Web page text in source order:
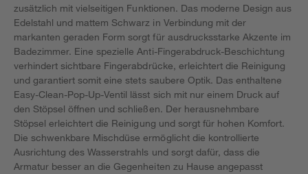
zusätzlich mit vielseitigen Funktionen. Das moderne Design aus
Edelstahl und mattem Schwarz in Verbindung mit der
markanten geraden Form sorgt für ausdrucksstarke Akzente im
Badezimmer. Eine spezielle Anti-Fingerabdruck-Beschichtung
verhindert sichtbare Fingerabdrücke, erleichtert die Reinigung
und garantiert somit eine stets saubere Optik. Das enthaltene
Easy-Clean-Pop-Up-Ventil lässt sich mit nur einem Druck auf
den Stöpsel öffnen und schließen. Der herausnehmbare
Stöpsel erleichtert die Reinigung und sorgt für hohen Komfort.
Die schwenkbare Mischdüse ermöglicht die kontrollierte
Ausrichtung des Wasserstrahls und sorgt dafür, dass die
Armatur besser an die Gegenheiten zu Hause angepasst